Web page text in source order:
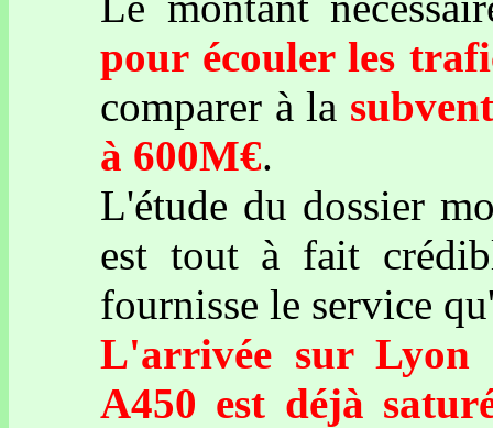
pour écouler les
comparer à la
à 600M€.
L'étude du dossier
est tout à fait
fournisse le service
L'arrivée sur Lyon
A450 est déjà